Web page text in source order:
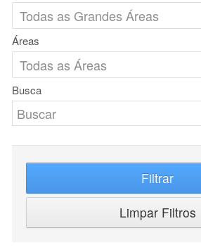
Áreas
Busca
Filtrar
Limpar Filtros